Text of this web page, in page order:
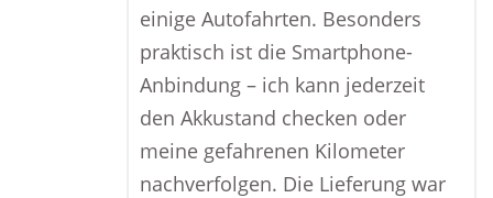
einige Autofahrten. Besonders
praktisch ist die Smartphone-
Anbindung – ich kann jederzeit
den Akkustand checken oder
meine gefahrenen Kilometer
nachverfolgen. Die Lieferung war